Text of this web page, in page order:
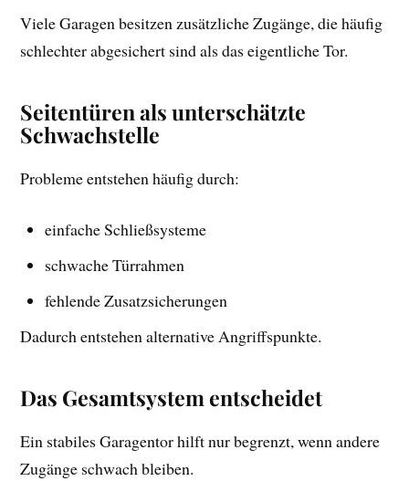
Viele Garagen besitzen zusätzliche Zugänge, die häufig
schlechter abgesichert sind als das eigentliche Tor.
Seitentüren als unterschätzte
Schwachstelle
Probleme entstehen häufig durch:
einfache Schließsysteme
schwache Türrahmen
fehlende Zusatzsicherungen
Dadurch entstehen alternative Angriffspunkte.
Das Gesamtsystem entscheidet
Ein stabiles Garagentor hilft nur begrenzt, wenn andere
Zugänge schwach bleiben.